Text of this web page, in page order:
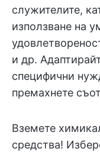
служителите,
използване на
и др.
специфични
премахнете
Вземете
средства!